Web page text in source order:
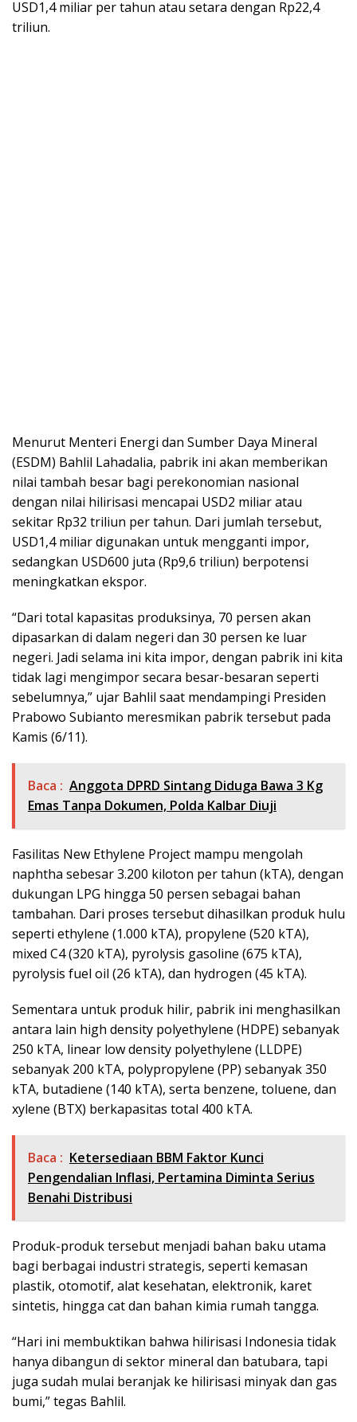
USD1,4 miliar per tahun atau setara dengan Rp22,4
triliun.
Menurut Menteri Energi dan Sumber Daya Mineral
(ESDM) Bahlil Lahadalia, pabrik ini akan memberikan
nilai tambah besar bagi perekonomian nasional
dengan nilai hilirisasi mencapai USD2 miliar atau
sekitar Rp32 triliun per tahun. Dari jumlah tersebut,
USD1,4 miliar digunakan untuk mengganti impor,
sedangkan USD600 juta (Rp9,6 triliun) berpotensi
meningkatkan ekspor.
“Dari total kapasitas produksinya, 70 persen akan
dipasarkan di dalam negeri dan 30 persen ke luar
negeri. Jadi selama ini kita impor, dengan pabrik ini kita
tidak lagi mengimpor secara besar-besaran seperti
sebelumnya,” ujar Bahlil saat mendampingi Presiden
Prabowo Subianto meresmikan pabrik tersebut pada
Kamis (6/11).
Baca : Anggota DPRD Sintang Diduga Bawa 3 Kg
Emas Tanpa Dokumen, Polda Kalbar Diuji
Fasilitas New Ethylene Project mampu mengolah
naphtha sebesar 3.200 kiloton per tahun (kTA), dengan
dukungan LPG hingga 50 persen sebagai bahan
tambahan. Dari proses tersebut dihasilkan produk hulu
seperti ethylene (1.000 kTA), propylene (520 kTA),
mixed C4 (320 kTA), pyrolysis gasoline (675 kTA),
pyrolysis fuel oil (26 kTA), dan hydrogen (45 kTA).
Sementara untuk produk hilir, pabrik ini menghasilkan
antara lain high density polyethylene (HDPE) sebanyak
250 kTA, linear low density polyethylene (LLDPE)
sebanyak 200 kTA, polypropylene (PP) sebanyak 350
kTA, butadiene (140 kTA), serta benzene, toluene, dan
xylene (BTX) berkapasitas total 400 kTA.
Baca : Ketersediaan BBM Faktor Kunci
Pengendalian Inflasi, Pertamina Diminta Serius
Benahi Distribusi
Produk-produk tersebut menjadi bahan baku utama
bagi berbagai industri strategis, seperti kemasan
plastik, otomotif, alat kesehatan, elektronik, karet
sintetis, hingga cat dan bahan kimia rumah tangga.
“Hari ini membuktikan bahwa hilirisasi Indonesia tidak
hanya dibangun di sektor mineral dan batubara, tapi
juga sudah mulai beranjak ke hilirisasi minyak dan gas
bumi,” tegas Bahlil.